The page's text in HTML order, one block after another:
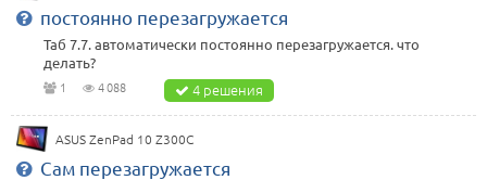
постоянно перезагружается
Таб 7.7. автоматически постоянно перезагружается. что
делать?
1 4 088 4 решения
ASUS ZenPad 10 Z300C
Сам перезагружается